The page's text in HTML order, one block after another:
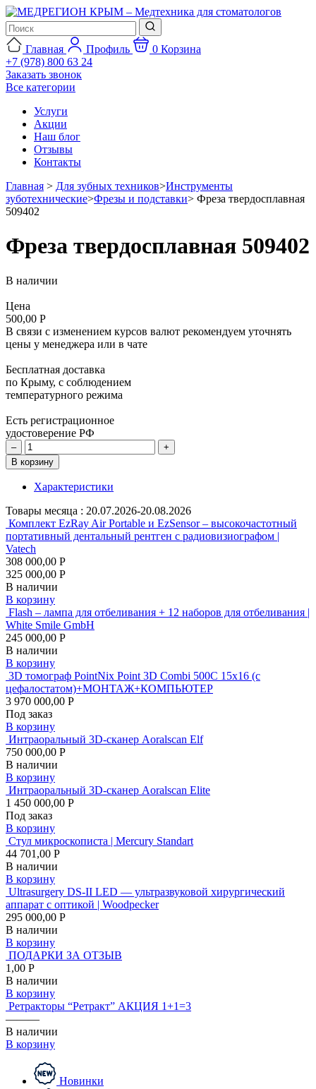
Главная Профиль 0 Корзина
+7 (978) 800 63 24
Заказать звонок
Все категории
Услуги
Акции
Наш блог
Отзывы
Контакты
Главная > Для зубных техников>Инструменты
зуботехнические>Фрезы и подставки> Фреза твердосплавная
509402
Фреза твердосплавная 509402
В наличии
Цена
500,00 Р
В связи с изменением курсов валют рекомендуем уточнять
цены у менеджера или в чате
Бесплатная доставка
по Крыму, с соблюдением
температурного режима
Есть регистрационное
удостоверение РФ
–
+
В корзину
Характеристики
Товары месяца : 20.07.2026-20.08.2026
Комплект EzRay Air Portable и EzSensor – высокочастотный
портативный дентальный рентген с радиовизиографом |
Vatech
308 000,00 Р
325 000,00 Р
В наличии
В корзину
Flash – лампа для отбеливания + 12 наборов для отбеливания |
White Smile GmbH
245 000,00 Р
В наличии
В корзину
3D томограф PointNix Point 3D Combi 500C 15х16 (с
цефалостатом)+МОНТАЖ+КОМПЬЮТЕР
3 970 000,00 Р
Под заказ
В корзину
Интраоральный 3D-сканер Aoralscan Elf
750 000,00 Р
В наличии
В корзину
Интраоральный 3D-сканер Aoralscan Elite
1 450 000,00 Р
Под заказ
В корзину
Стул микроскописта | Mercury Standart
44 701,00 Р
В наличии
В корзину
Ultrasurgery DS-II LED — ультразвуковой хирургический
аппарат с оптикой | Woodpecker
295 000,00 Р
В наличии
В корзину
ПОДАРКИ ЗА ОТЗЫВ
1,00 Р
В наличии
В корзину
Ретракторы “Ретракт” АКЦИЯ 1+1=3
———
В наличии
В корзину
Новинки